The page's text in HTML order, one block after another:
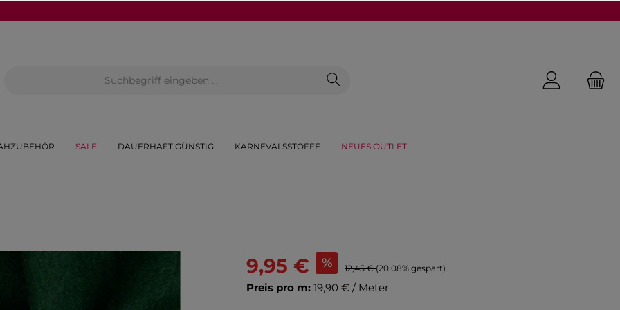
SALE DAUERHAFT GÜNSTIG KARNEVALSSTOFFE NEUES OUTLET
9,95 € % 12,45 €(20.08% gespart)
Preis pro m: 19,90 € / Meter